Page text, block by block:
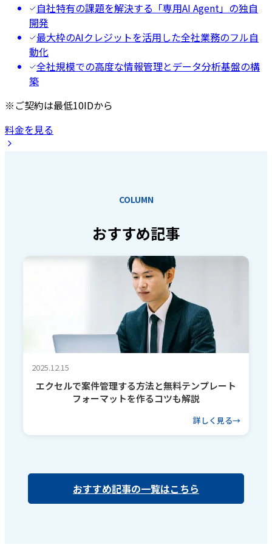
自社特有の課題を解決する「専用AI Agent」の独自
開発
最大枠のAIクレジットを活用した全社業務のフル自
動化
全社規模での高度な情報管理とデータ分析基盤の構
築
※ご契約は最低10IDから
料金を見る
COLUMN
おすすめ記事
2025.12.15
エクセルで案件管理する方法と無料テンプレート
フォーマットを作るコツも解説
詳しく見る
おすすめ記事の一覧はこちら